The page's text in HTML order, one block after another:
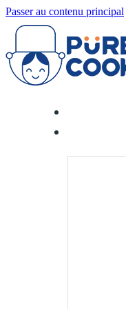
Passer au contenu principal